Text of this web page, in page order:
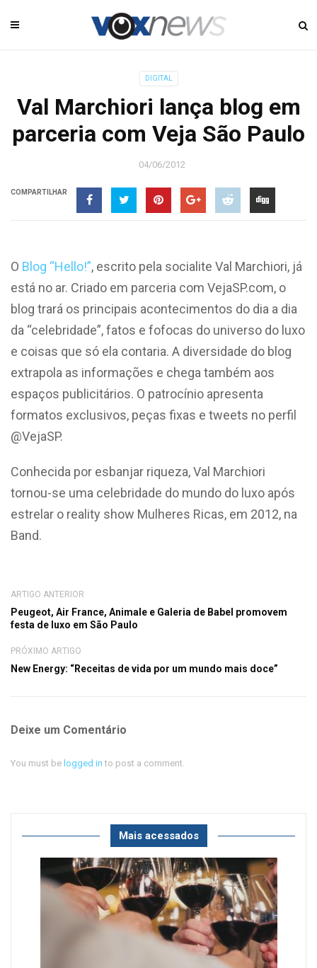
DIGITAL
Val Marchiori lança blog em
parceria com Veja São Paulo
04/06/2012
COMPARTILHAR
O Blog “Hello!”, escrito pela socialite Val Marchiori, já
está no ar. Criado em parceria com VejaSP.com, o
blog trará os principais acontecimentos do dia a dia
da “celebridade”, fatos e fofocas do universo do luxo
e coisas que só ela contaria. A diversidade do blog
extrapola as informações e chega também aos
espaços publicitários. O patrocínio apresenta
formatos exclusivos, peças fixas e tweets no perfil
@VejaSP.
Conhecida por esbanjar riqueza, Val Marchiori
tornou-se uma celebridade do mundo do luxo após
estrelar o reality show Mulheres Ricas, em 2012, na
Band.
ARTIGO ANTERIOR
Peugeot, Air France, Animale e Galeria de Babel promovem
festa de luxo em São Paulo
PRÓXIMO ARTIGO
New Energy: “Receitas de vida por um mundo mais doce”
Deixe um Comentário
You must be logged in to post a comment.
Mais acessados